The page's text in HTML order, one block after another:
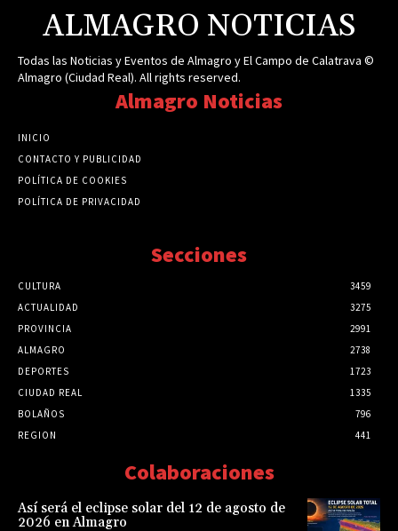
ALMAGRO NOTICIAS
Todas las Noticias y Eventos de Almagro y El Campo de Calatrava ©
Almagro (Ciudad Real). All rights reserved.
Almagro Noticias
INICIO
CONTACTO Y PUBLICIDAD
POLÍTICA DE COOKIES
POLÍTICA DE PRIVACIDAD
Secciones
CULTURA
3459
ACTUALIDAD
3275
PROVINCIA
2991
ALMAGRO
2738
DEPORTES
1723
CIUDAD REAL
1335
BOLAÑOS
796
REGION
441
Colaboraciones
Así será el eclipse solar del 12 de agosto de
2026 en Almagro